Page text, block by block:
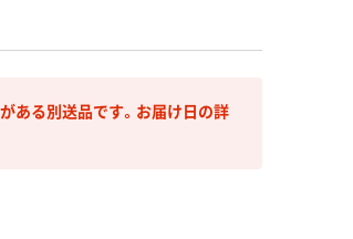
ある別送品です。お届け日の詳